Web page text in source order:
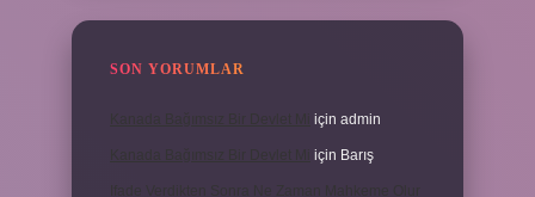
SON YORUMLAR
için admin
için Barış